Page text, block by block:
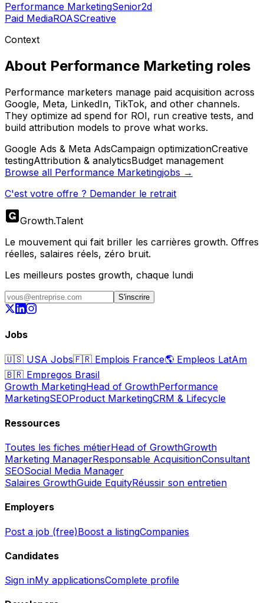
Performance MarketingSenior2d
Paid MediaROASCreative
Context
About Performance Marketing roles
Performance marketers manage paid acquisition across
Google, Meta, LinkedIn, TikTok, and other channels.
They optimize ad spend for ROI, run creative tests, and
build attribution models to prove what works.
Google Ads & Meta AdsCampaign optimizationCreative
testingAttribution & analyticsBudget management
Browse all Performance Marketingjobs →
C'est votre offre ? Demander le retrait
Growth.Talent
Le mouvement qui fait briller les carrières growth. Offres
réelles, salaires réels, zéro bruit.
Les meilleurs postes growth, chaque lundi
S'inscrire
Jobs
🇺🇸 USA Jobs🇫🇷 Emplois France🌎 Empleos LatAm
🇧🇷 Empregos Brasil
Growth MarketingHead of GrowthPerformance
MarketingSEOProduct MarketingCRM & Lifecycle
Ressources
Toutes les fiches métierHead of GrowthGrowth
Marketing ManagerResponsable AcquisitionConsultant
SEOSocial Media Manager
Salaires GrowthGuide EquityRéussir son entretien
Employers
Post a job (free)Boost a listingCompanies
Candidates
Sign inMy applicationsComplete profile